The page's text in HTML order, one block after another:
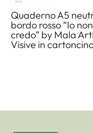
Quaderno A5
bordo rosso “Io
credo” by Mala Arti
Visive in